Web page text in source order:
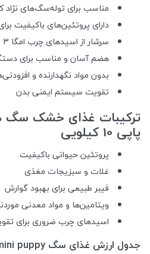
مناسب برای توله‌سگ‌های نژاد کوچک
دارای پروتئین‌های باکیفیت
سرشار از اسیدهای چرب امگا 3 و 6 برای سلامت پوست و مو
هضم آسان و مناسب برای
بدون مواد نگهدارنده و
تقویت سیستم ایمنی بدن
ترکیبات غذای خشک سگ
پاپی 10 کیلویی
پروتئین حیوانی باکیفیت
غلات و سبزیجات مغذی
فیبر طبیعی برای بهبود گوارش
ویتامین‌ها و مواد معدنی
اسیدهای چرب ضروری برای
جدول ارزش غذای سگ puppy